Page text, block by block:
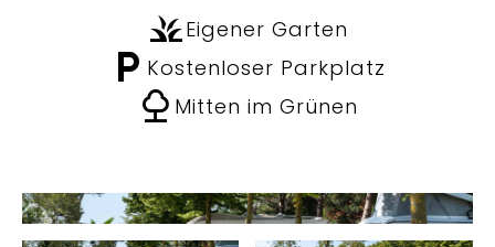
grassEigener Garten
local_parking Kostenloser Parkplatz
nature Mitten im Grünen